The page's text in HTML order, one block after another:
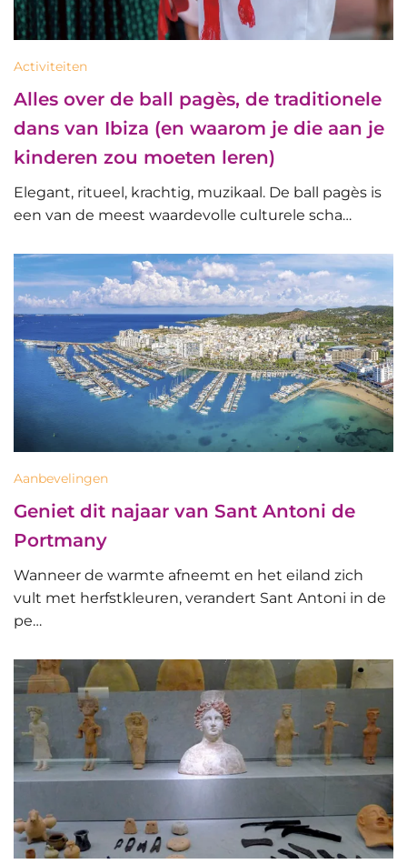
Activiteiten
Alles over de ball pagès, de traditionele
dans van Ibiza (en waarom je die aan je
kinderen zou moeten leren)
Elegant, ritueel, krachtig, muzikaal. De ball pagès is
een van de meest waardevolle culturele scha…
Aanbevelingen
Geniet dit najaar van Sant Antoni de
Portmany
Wanneer de warmte afneemt en het eiland zich
vult met herfstkleuren, verandert Sant Antoni in de
pe…